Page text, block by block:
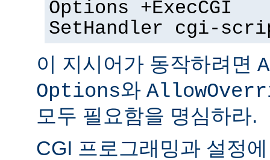
Options +ExecCGI
SetHandler cgi-
이 지시어가 동작하려면
Options와
모두 필요함을 명심하라.
CGI 프로그래밍과 설정